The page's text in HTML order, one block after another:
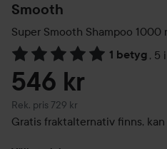
Smooth
Super Smooth Shampoo 1000
1 betyg , 5
Hoppa till Betyg &
546 kr
Rek. pris 729 kr
Rekommenderat pris 729 kr
Gratis fraktalternativ finns,